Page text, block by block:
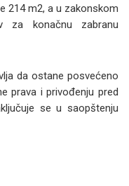
214 m2, a u zakonskom
konačnu zabranu
da ostane posvećeno
prava i privođenju pred
se u saopštenju